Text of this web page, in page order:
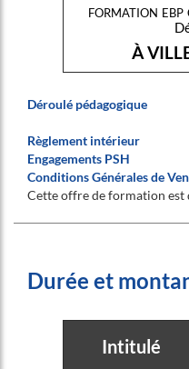
formation ebp
À
Déroulé pédagogique
Règlement intérieur
Engagements PSH
Conditions Générales de
Cette offre de formation
Durée et
Intitulé